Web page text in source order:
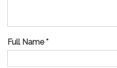
Full Name *